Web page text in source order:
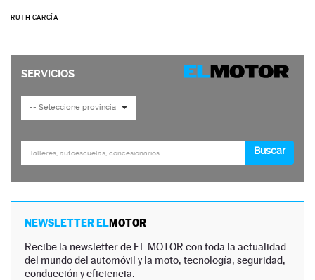
RUTH GARCÍA
NEWSLETTER ELMOTOR
Recibe la newsletter de EL MOTOR con toda la actualidad
del mundo del automóvil y la moto, tecnología, seguridad,
conducción y eficiencia.